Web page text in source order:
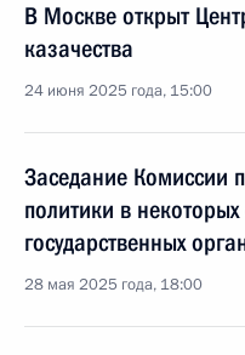
В Москве открыт
казачества
24 июня 2025 года, 15:00
Заседание Комиссии
политики в
государственных
28 мая 2025 года, 18:00